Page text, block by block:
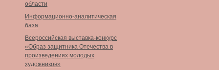
области
Информационно-аналитическая
база
Всероссийская выставка-конкурс
«Образ защитника Отечества в
произведениях молодых
художников»